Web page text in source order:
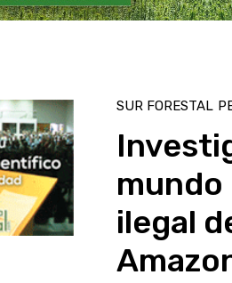
SUR FORESTAL
ilegal